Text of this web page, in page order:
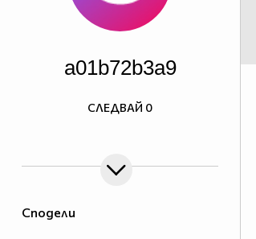
Сподели
a01b72b3a9
СЛЕДВАЙ 0